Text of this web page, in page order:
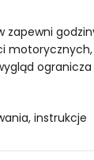
instrukcje